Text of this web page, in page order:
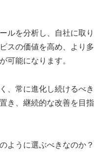
ルを分析し、自社に取り
スの価値を高め、より多
可能になります。
、常に進化し続けるべき
き、継続的な改善を目指
ように選ぶべきなのか？